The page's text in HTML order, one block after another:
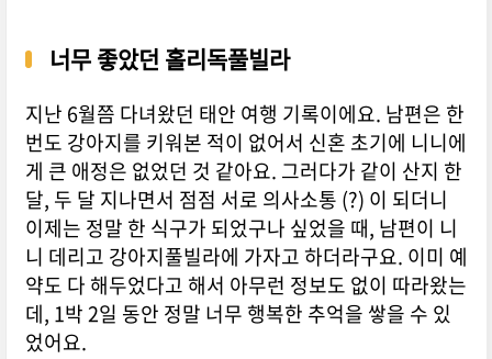
너무 좋았던 홀리독풀빌라
지난 6월쯤 다녀왔던 태안 여행 기록이에요. 남편은 한
번도 강아지를 키워본 적이 없어서 신혼 초기에 니니에
게 큰 애정은 없었던 것 같아요. 그러다가 같이 산지 한
달, 두 달 지나면서 점점 서로 의사소통 (?) 이 되더니
이제는 정말 한 식구가 되었구나 싶었을 때, 남편이 니
니 데리고 강아지풀빌라에 가자고 하더라구요. 이미 예
약도 다 해두었다고 해서 아무런 정보도 없이 따라왔는
데, 1박 2일 동안 정말 너무 행복한 추억을 쌓을 수 있
었어요.